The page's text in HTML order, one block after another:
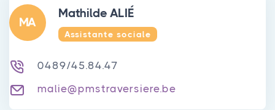
MA
Mathilde ALIÉ
Assistante sociale
0489/45.84.47
malie@pmstraversiere.be